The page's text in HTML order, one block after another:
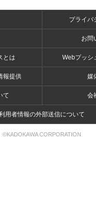
プライバ
お問
とは Webプッシ
報提供 媒
て 会
用者情報の外部送信について
©KADOKAWA CORPORATION